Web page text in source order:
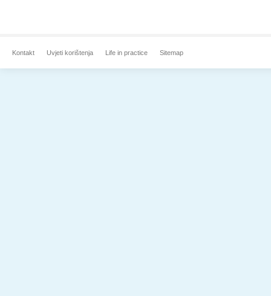
Kontakt Uvjeti korištenja Life in practice Sitemap